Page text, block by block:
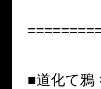
■道化て鴉